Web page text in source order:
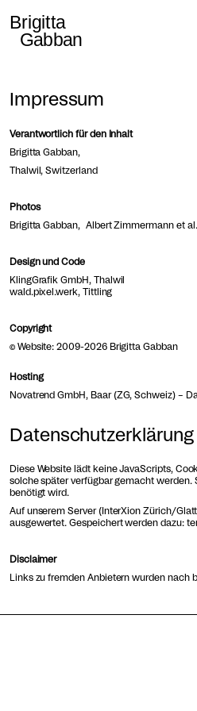
Impressum
Verantwortlich für den Inhalt
Brigitta Gabban,
Thalwil, Switzerland
Photos
Brigitta Gabban, Albert Zimmermann et al.
Design und Code
KlingGrafik GmbH , Thalwil
wald.pixel.werk, Tittling
Copyright
© Website: 2009-2026 Brigitta Gabban
Hosting
Novatrend GmbH, Baar (ZG, Schweiz)–
Datenschutzerklärung
Diese Website lädt keine JavaScripts,
solche später verfügbar gemacht werden.
benötigt wird.
Auf unserem Server (InterXion Zürich/
ausgewertet. Gespeichert werden dazu:
Disclaimer
Links zu fremden Anbietern wurden